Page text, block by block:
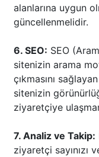
alanlarına uygun
güncellenmelidir.
6. SEO: SEO
sitenizin arama
çıkmasını
sitenizin
ziyaretçiye
7. Analiz ve Takip:
ziyaretçi